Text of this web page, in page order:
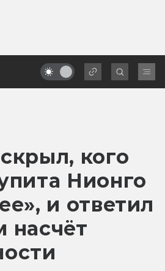
кого
Нионго
и ответил
насчёт